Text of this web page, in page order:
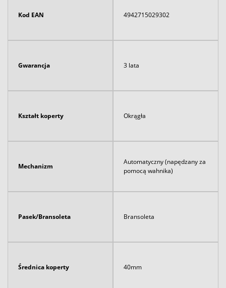
Kod EAN 4942715029302
Gwarancja 3 lata
Kształt koperty Okrągła
Mechanizm
Automatyczny (napędzany za
pomocą wahnika)
Pasek/Bransoleta Bransoleta
Średnica koperty 40mm